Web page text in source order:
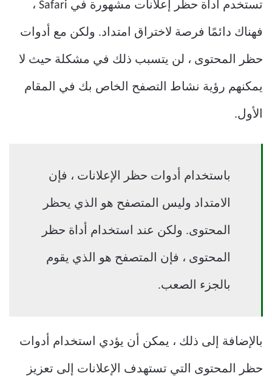
تستخدم أداة حظر إعلانات مشهورة في Safari ،
فهناك دائمًا فرصة لاختراق امتداد. ولكن مع أدوات
حظر المحتوى ، لن يتسبب ذلك في مشكلة حيث لا
يمكنهم رؤية نشاط التصفح الخاص بك في المقام
الأول.
باستخدام أدوات حظر الإعلانات ، فإن
الامتداد وليس المتصفح هو الذي يحظر
المحتوى. ولكن عند استخدام أداة حظر
المحتوى ، فإن المتصفح هو الذي يقوم
بالجزء الصعب.
بالإضافة إلى ذلك ، يمكن أن يؤدي استخدام أدوات
حظر المحتوى التي تستهدف الإعلانات إلى تعزيز